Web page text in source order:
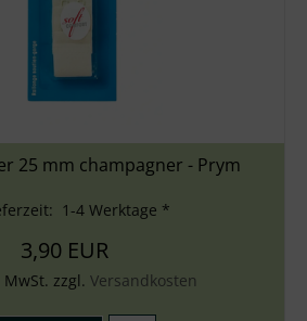
25 mm champagner - Prym
1-4 Werktage *
3,90 EUR
zzgl. Versandkosten